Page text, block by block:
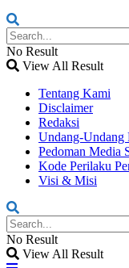
No Result
View All Result
Tentang Kami
Disclaimer
Redaksi
Undang-Undang
Pedoman Media
Kode Perilaku
Visi & Misi
No Result
View All Result